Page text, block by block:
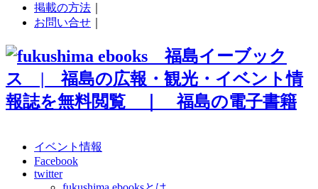
掲載の方法
お問い合せ
イベント情報
Facebook
twitter